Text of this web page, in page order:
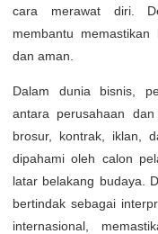
cara merawat diri.
membantu
dan aman.
Dalam dunia bisnis,
antara perusahaan
brosur, kontrak, iklan,
dipahami oleh calon
latar belakang budaya.
bertindak sebagai
internasional,